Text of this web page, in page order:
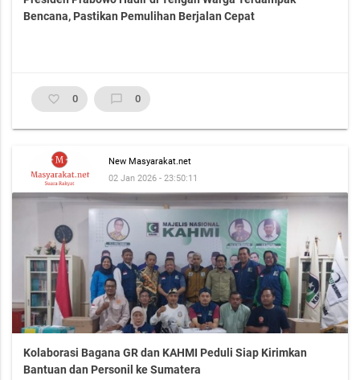
Bencana, Pastikan Pemulihan Berjalan Cepat
favorite_border 0 chat_bubble_outline 0
New Masyarakat.net
02 Jan 2026 - 23:50:11
Kolaborasi Bagana GR dan KAHMI Peduli Siap Kirimkan
Bantuan dan Personil ke Sumatera